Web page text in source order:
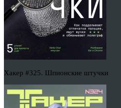
Хакер #325. Шпионские штучки